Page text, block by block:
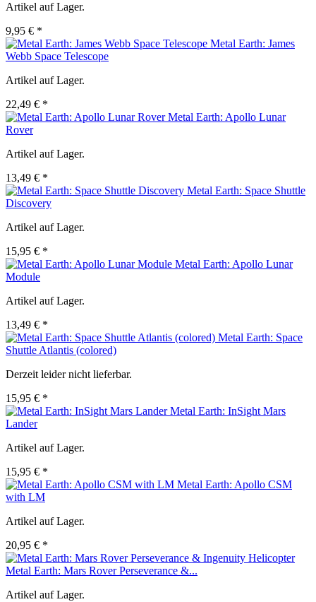
Artikel auf Lager.
9,95 € *
Metal Earth: James
Webb Space Telescope
Artikel auf Lager.
22,49 € *
Metal Earth: Apollo Lunar
Rover
Artikel auf Lager.
13,49 € *
Metal Earth: Space Shuttle
Discovery
Artikel auf Lager.
15,95 € *
Metal Earth: Apollo Lunar
Module
Artikel auf Lager.
13,49 € *
Metal Earth: Space
Shuttle Atlantis (colored)
Derzeit leider nicht lieferbar.
15,95 € *
Metal Earth: InSight Mars
Lander
Artikel auf Lager.
15,95 € *
Metal Earth: Apollo CSM
with LM
Artikel auf Lager.
20,95 € *
Metal Earth: Mars Rover Perseverance &...
Artikel auf Lager.